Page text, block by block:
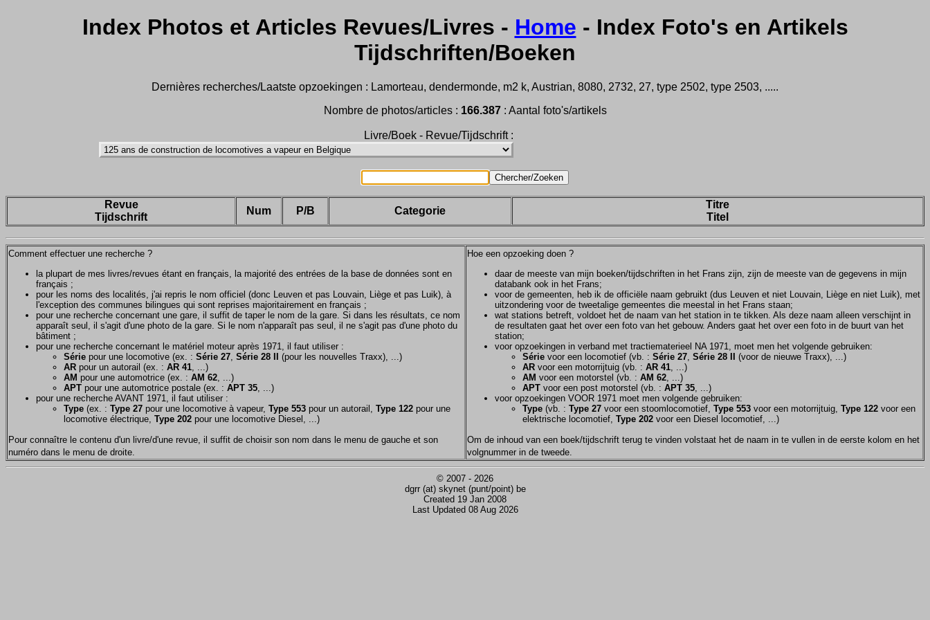
Index Photos et Articles Revues/Livres - Home - Index Foto's en Artikels
Tijdschriften/Boeken
Dernières recherches/Laatste opzoekingen : Lamorteau, dendermonde, m2 k, Austrian, 8080, 2732, 27, type 2502, type 2503, .....
Nombre de photos/articles : 166.387: Aantal foto's/artikels
Livre/Boek - Revue/Tijdschrift :
Revue
Tijdschrift
Num P/B Categorie
Titre
Titel
Comment effectuer une recherche ?
la plupart de mes livres/revues étant en français, la majorité des entrées de la base de données sont en
français ;
pour les noms des localités, j'ai repris le nom officiel (donc Leuven et pas Louvain, Liège et pas Luik), à
l'exception des communes bilingues qui sont reprises majoritairement en français ;
pour une recherche concernant une gare, il suffit de taper le nom de la gare. Si dans les résultats, ce nom
apparaît seul, il s'agit d'une photo de la gare. Si le nom n'apparaît pas seul, il ne s'agit pas d'une photo du
bâtiment ;
pour une recherche concernant le matériel moteur après 1971, il faut utiliser :
Série pour une locomotive (ex. : Série 27 Série 28 II
(pour les nouvelles Traxx), ...)
AR pour un autorail (ex. : AR 41 , ...)
AM pour une automotrice (ex. : AM 62 , ...)
APT pour une automotrice postale (ex. : APT 35 , ...)
pour une recherche AVANT 1971, il faut utiliser :
Type (ex. : Type 27 pour une locomotive à vapeur, Type 553 pour un autorail, Type 122 pour une
locomotive électrique, Type 202 pour une locomotive Diesel, ...)
Pour connaître le contenu d'un livre/d'une revue, il suffit de choisir son nom dans le menu de gauche et son
numéro dans le menu de droite.
Hoe een opzoeking doen ?
daar de meeste van mijn boeken/tijdschriften in het Frans zijn, zijn de meeste van de gegevens in mijn
databank ook in het Frans;
voor de gemeenten, heb ik de officiële naam gebruikt (dus Leuven et niet Louvain, Liège en niet Luik), met
uitzondering voor de tweetalige gemeentes die meestal in het Frans staan;
wat stations betreft, voldoet het de naam van het station in te tikken. Als deze naam alleen verschijnt in
de resultaten gaat het over een foto van het gebouw. Anders gaat het over een foto in de buurt van het
station;
voor opzoekingen in verband met tractiematerieel NA 1971, moet men het volgende gebruiken:
Série voor een locomotief (vb. : Série 27 Série 28 II
(voor de nieuwe Traxx), ...)
AR voor een motorrijtuig (vb. : AR 41 , ...)
AM voor een motorstel (vb. : AM 62 , ...)
APT voor een post motorstel (vb. : APT 35 , ...)
voor opzoekingen VOOR 1971 moet men volgende gebruiken:
Type (vb. : Type 27 voor een stoomlocomotief, Type 553 voor een motorrijtuig, Type 122 voor een
elektrische locomotief, Type 202 voor een Diesel locomotief, ...)
Om de inhoud van een boek/tijdschrift terug te vinden volstaat het de naam in te vullen in de eerste kolom en het
volgnummer in de tweede.
© 2007 - 2026
dgrr (at) skynet (punt/point) be
Created 19 Jan 2008
Last Updated 08 Aug 2026